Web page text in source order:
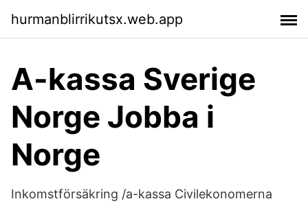
hurmanblirrikutsx.web.app
A-kassa Sverige
Norge Jobba i
Norge
Inkomstförsäkring /a-kassa Civilekonomerna